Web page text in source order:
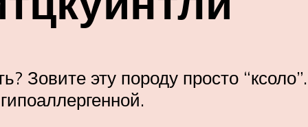
Зовите эту породу просто